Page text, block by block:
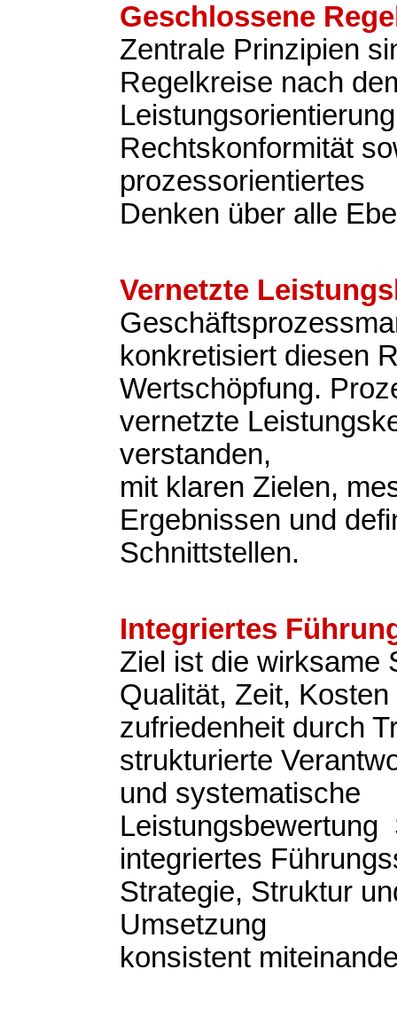
Geschlossene
Zentrale Prinzipien
Regelkreise nach
Rechtskonformität
prozessorientiertes
Denken über alle
Vernetzte
konkretisiert diesen
Wertschöpfung.
vernetzte
verstanden,
mit klaren Zielen,
Ergebnissen und
Schnittstellen.
Integriertes
Ziel ist die wirksame
Qualität, Zeit,
zufriedenheit durch
strukturierte
und systematische
Leistungsbewertung
integriertes
Strategie, Struktur
Umsetzung
konsistent